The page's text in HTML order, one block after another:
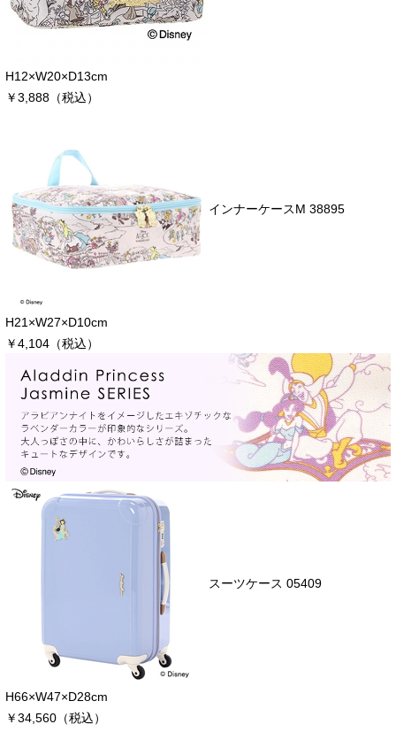
H12×W20×D13cm
￥3,888（税込）
インナーケースM 38895
H21×W27×D10cm
￥4,104（税込）
スーツケース 05409
H66×W47×D28cm
￥34,560（税込）